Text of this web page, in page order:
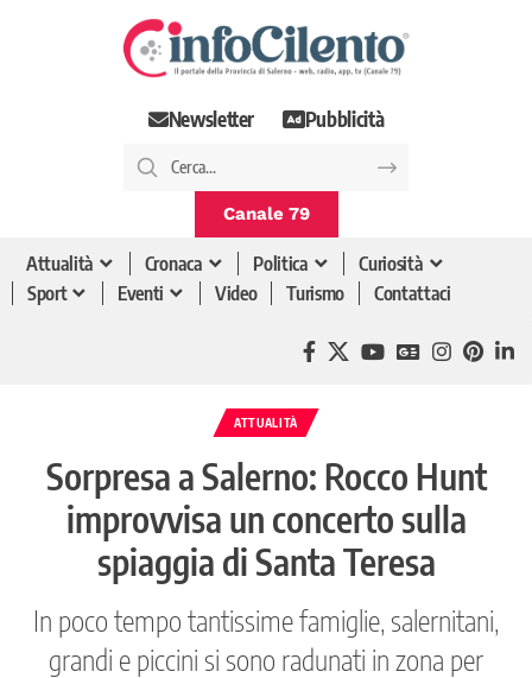
Newsletter Pubblicità
Canale 79
Attualità Cronaca Politica
Curiosità
Sport
Eventi Video Turismo Contattaci
ATTUALITÀ
Sorpresa a Salerno: Rocco Hunt
improvvisa un concerto sulla
spiaggia di Santa Teresa
In poco tempo tantissime famiglie, salernitani,
grandi e piccini si sono radunati in zona per